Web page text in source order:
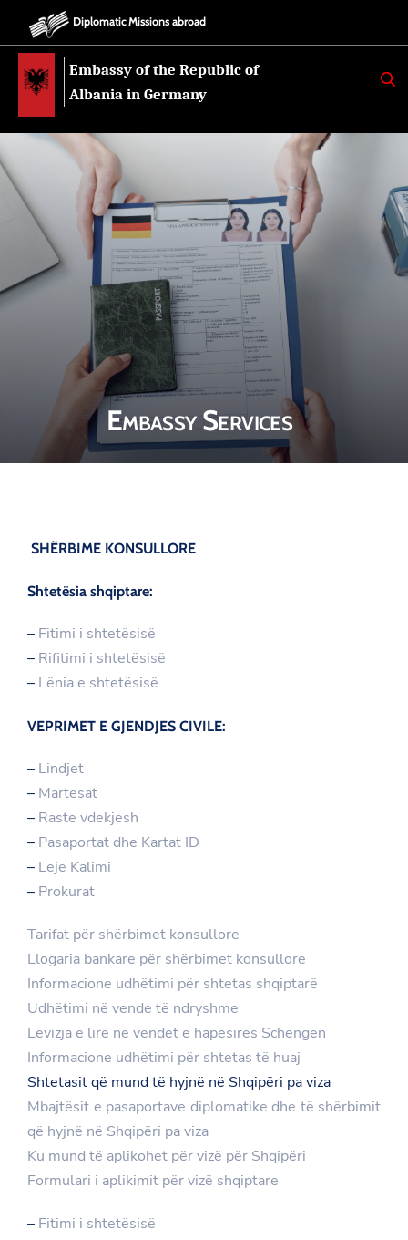
Diplomatic Missions abroad
Embassy of the Republic of
Albania in Germany
K
E
Embassy Services
SHËRBIME KONSULLORE
Shtetësia shqiptare:
– Fitimi i shtetësisë
– Rifitimi i shtetësisë
– Lënia e shtetësisë
VEPRIMET E GJENDJES CIVILE:
– Lindjet
– Martesat
– Raste vdekjesh
– Pasaportat dhe Kartat ID
– Leje Kalimi
– Prokurat
Tarifat për shërbimet konsullore
Llogaria bankare për shërbimet konsullore
Informacione udhëtimi për shtetas shqiptarë
Udhëtimi në vende të ndryshme
Lëvizja e lirë në vëndet e hapësirës Schengen
Informacione udhëtimi për shtetas të huaj
Shtetasit që mund të hyjnë në Shqipëri pa viza
Mbajtësit e pasaportave diplomatike dhe të shërbimit
që hyjnë në Shqipëri pa viza
Ku mund të aplikohet për vizë për Shqipëri
Formulari i aplikimit për vizë shqiptare
– Fitimi i shtetësisë